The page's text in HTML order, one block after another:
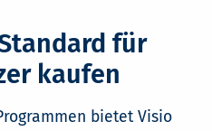
für
kaufen
bietet Visio